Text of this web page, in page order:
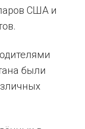
США и
были